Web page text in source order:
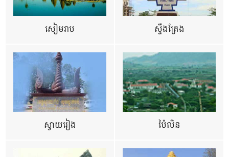
សៀមរាប ស្ទឹងត្រែង
ស្វាយរៀង ប៉ៃលិន